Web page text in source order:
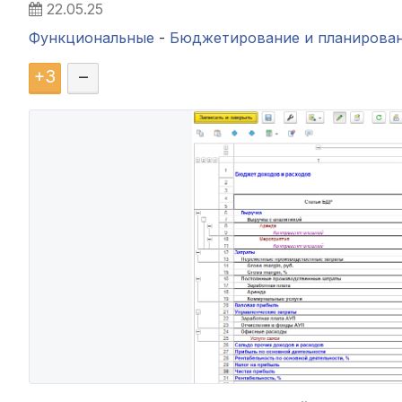
22.05.25
Функциональные - Бюджетирование и
+3 –